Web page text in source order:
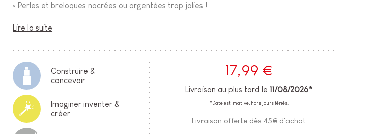
◦ Perles et breloques nacrées ou argentées trop jolies !
Lire la suite
Construire &
concevoir
Imaginer inventer &
créer
17,99 €
Livraison au plus tard le11/08/2026*
*Date estimative, hors jours fériés.
Livraison offerte dès 45€ d'achat